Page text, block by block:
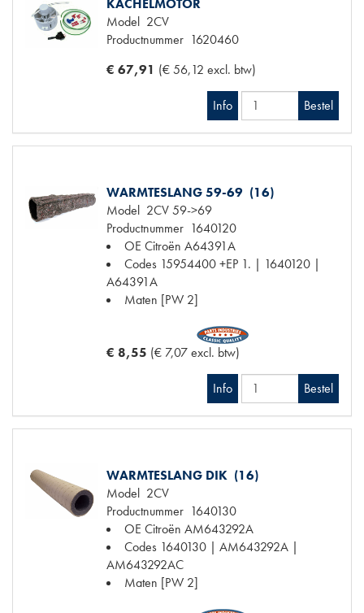
KACHELMOTOR
Model 2CV
Productnummer 1620460
€ 67,91 (€ 56,12 excl. btw)
Info Bestel
WARMTESLANG 59-69 (16)
Model 2CV 59->69
Productnummer 1640120
OE Citroën A64391A
Codes 15954400 +EP 1. | 1640120 |
A64391A
Maten [PW 2]
€ 8,55 (€ 7,07 excl. btw)
Info Bestel
WARMTESLANG DIK (16)
Model 2CV
Productnummer 1640130
OE Citroën AM643292A
Codes 1640130 | AM643292A |
AM643292AC
Maten [PW 2]